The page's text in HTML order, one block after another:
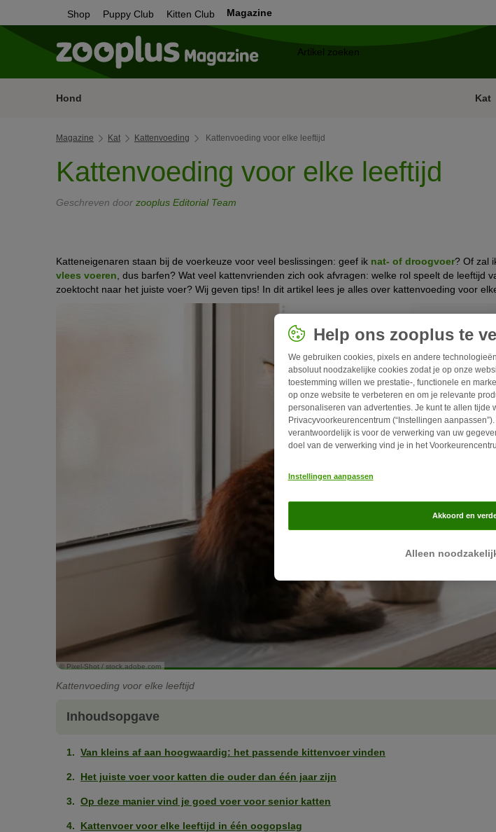
Shop Puppy Club Kitten Club Magazine
Hond Kat
Magazine Kat Kattenvoeding Kattenvoeding voor elke leeftijd
Kattenvoeding voor elke leeftijd
Geschreven door zooplus Editorial Team
Katteneigenaren staan bij de voerkeuze voor veel beslissingen: geef ik nat- of droogvoer? Of zal
vlees voeren , dus barfen? Wat veel kattenvrienden zich ook afvragen: welke rol speelt de leeftijd
zoektocht naar het juiste voer? Wij geven tips! In dit artikel lees je alles over kattenvoeding voor
© Pixel-Shot / stock.adobe.com
Kattenvoeding voor elke leeftijd
Inhoudsopgave
Van kleins af aan hoogwaardig: het passende kittenvoer vinden
Het juiste voer voor katten die ouder dan één jaar zijn
Op deze manier vind je goed voer voor senior katten
Kattenvoer voor elke leeftijd in één oogopslag
Help ons zooplus te
We gebruiken cookies, pixels en andere
absoluut noodzakelijke cookies zodat je op onze
toestemming willen we prestatie-, functionele en
op onze website te verbeteren en om je relevante
personaliseren van advertenties. Je kunt te allen tijde
Privacyvoorkeurencentrum (“Instellingen
verantwoordelijk is voor de verwerking van uw
doel van de verwerking vind je in het
Instellingen aanpassen
Alleen
Akkoord en